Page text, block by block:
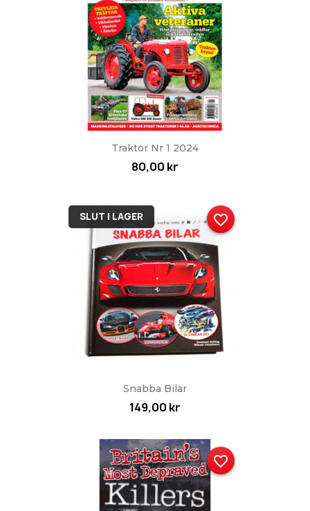
Traktor Nr 1 2024
80,00 kr
Snabba Bilar
149,00 kr
SLUT I LAGER favorite_border
favorite_border